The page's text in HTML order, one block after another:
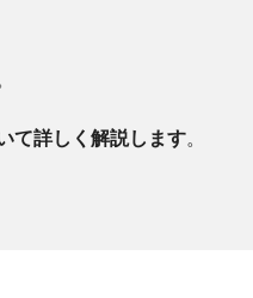
て詳しく解説します。